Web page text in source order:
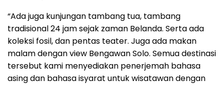
“Ada juga kunjungan tambang tua, tambang
tradisional 24 jam sejak zaman Belanda. Serta ada
koleksi fosil, dan pentas teater. Juga ada makan
malam dengan view Bengawan Solo. Semua destinasi
tersebut kami menyediakan penerjemah bahasa
asing dan bahasa isyarat untuk wisatawan dengan